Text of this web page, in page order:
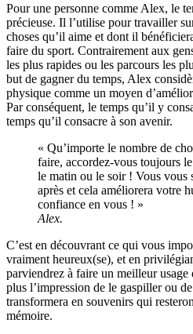
Pour une personne comme Alex, le
précieuse. Il l’utilise pour travailler
choses qu’il aime et dont il
faire du sport. Contrairement aux
les plus rapides ou les parcours les
but de gagner du temps, Alex
physique comme un moyen
Par conséquent, le temps qu’il y
temps qu’il consacre à son avenir.
« Qu’importe le nombre de
faire, accordez-vous toujours
le matin ou le soir ! Vous vous
après et cela améliorera votre
confiance en vous ! »
Alex.
C’est en découvrant ce qui vous
vraiment heureux(se), et en
parviendrez à faire un meilleur usage
plus l’impression de le gaspiller ou
transformera en souvenirs qui
mémoire.